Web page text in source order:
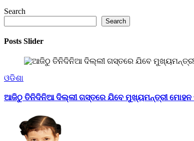
Search
Search
Posts Slider
ଓଡିଶା
ଆଜିଠୁ ତିନିଦିନିଆ ଦିଲ୍ଲୀ ଗସ୍ତରେ ଯିବେ ମୁଖ୍ୟମନ୍ତ୍ରୀ ମୋହନ